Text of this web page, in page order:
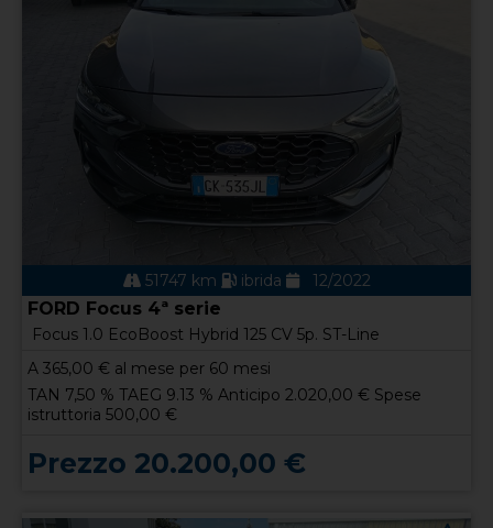
51747 km ibrida 12/2022
FORD Focus 4ª serie
Focus 1.0 EcoBoost Hybrid 125 CV 5p. ST-Line
A 365,00 € al mese per 60 mesi
TAN 7,50 % TAEG 9.13 % Anticipo 2.020,00 € Spese
istruttoria 500,00 €
Prezzo 20.200,00 €